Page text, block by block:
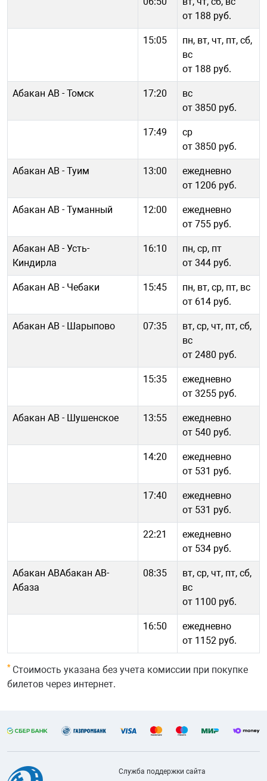
от 188 руб.
15:05
пн, вт, чт, пт, сб,
вс
от 188 руб.
Абакан АВ - Томск 17:20
вс
от 3850 руб.
17:49
ср
от 3850 руб.
Абакан АВ - Туим 13:00
ежедневно
от 1206 руб.
Абакан АВ - Туманный 12:00
ежедневно
от 755 руб.
Абакан АВ - Усть-
Киндирла
16:10
пн, ср, пт
от 344 руб.
Абакан АВ - Чебаки 15:45
пн, вт, ср, пт, вс
от 614 руб.
Абакан АВ - Шарыпово 07:35
вт, ср, чт, пт, сб,
вс
от 2480 руб.
15:35
ежедневно
от 3255 руб.
Абакан АВ - Шушенское 13:55
ежедневно
от 540 руб.
14:20
ежедневно
от 531 руб.
17:40
ежедневно
от 531 руб.
22:21
ежедневно
от 534 руб.
Абакан АВАбакан АВ-
Абаза
08:35
вт, ср, чт, пт, сб,
вс
от 1100 руб.
16:50
ежедневно
от 1152 руб.
*Стоимость указана без учета комиссии при покупке
билетов через интернет.
Служба поддержки сайта